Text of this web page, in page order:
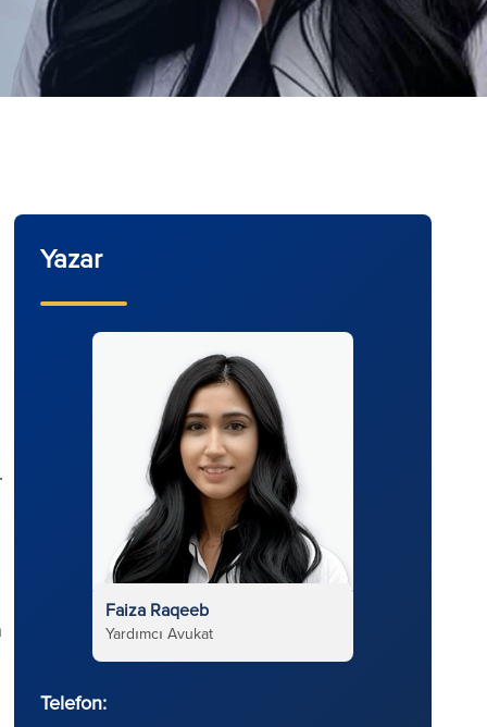
Yazar
Faiza Raqeeb
Yardımcı Avukat
Telefon: